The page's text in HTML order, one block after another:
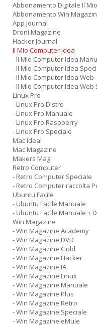
Abbonamento Digitale Il
Abbonamento Win
App Journal
Droni Magazine
Hacker Journal
Il Mio Computer Idea
- Il Mio Computer Idea
- Il Mio Computer Idea
- Il Mio Computer Idea Web
- Il Mio Computer Idea Web
Linux Pro
- Linux Pro Distro
- Linux Pro Manuale
- Linux Pro Raspberry
- Linux Pro Speciale
Mac Idea!
Mac Magazine
Makers Mag
Retro Computer
- Retro Computer Speciale
- Retro Computer raccolta
Ubuntu Facile
- Ubuntu Facile Manuale
- Ubuntu Facile Manuale +
Win Magazine
- Win Magazine Academy
- Win Magazine DVD
- Win Magazine Gold
- Win Magazine Hacker
- Win Magazine IA
- Win Magazine Linux
- Win Magazine Manuale
- Win Magazine Plus
- Win Magazine Retro
- Win Magazine Speciale
- Win Magazine eMule